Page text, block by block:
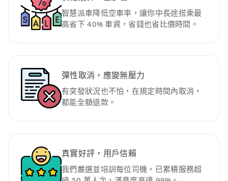
智慧派車降低空車率，讓你中長途搭乘最
高省下 40% 車資，省錢也省比價時間。
彈性取消，應變無壓力
有突發狀況也不怕，在規定時間內取消，
都能全額退款。
真實好評，用戶信賴
我們嚴選並培訓每位司機，已累積服務超